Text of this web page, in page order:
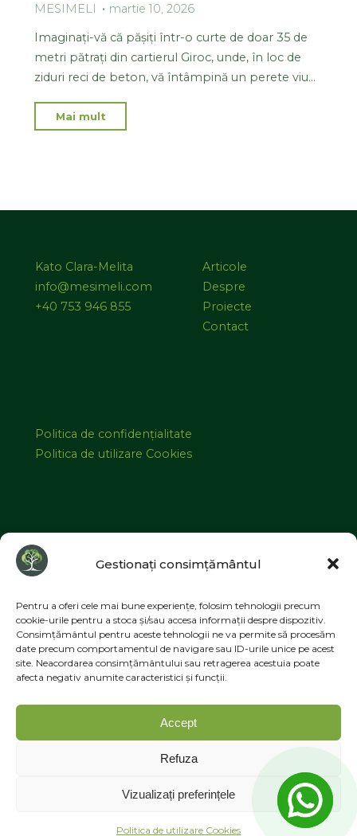
Gestionați consimțământul
Pentru a oferi cele mai bune experiențe, folosim tehnologii precum
cookie-urile pentru a stoca și/sau accesa informații despre dispozitiv.
Consimțământul pentru aceste tehnologii ne va permite să procesăm
date precum comportamentul de navigare sau ID-urile unice pe acest
site. Neacordarea consimțământului sau retragerea acestuia poate
afecta negativ anumite caracteristici și funcții.
Accept
Refuza
Vizualizați preferințele
Politica de utilizare Cookies
MESIMELI
martie 10, 2026
Imaginați-vă că pășiți într-o curte de doar 35 de
metri pătrați din cartierul Giroc, unde, în loc de
ziduri reci de beton, vă întâmpină un perete viu…
Mai mult
Kato Clara-Melita
info@mesimeli.com
+40 753 946 855
Articole
Despre
Proiecte
Contact
Politica de confidențialitate
Politica de utilizare Cookies
©2026 MESIMELI | Designed by ZIZONO
Instagram
Facebook
TikTok
YouTube
Propulsată deBravada&WordPress